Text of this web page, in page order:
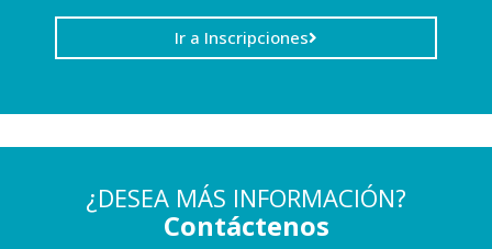
Ir a Inscripciones
¿DESEA MÁS INFORMACIÓN?
Contáctenos